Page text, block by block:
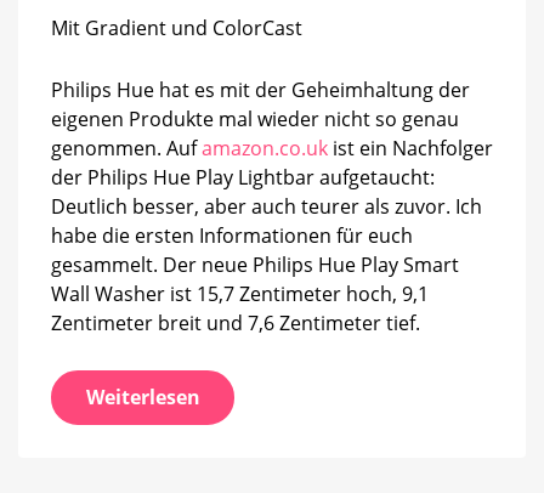
Mit Gradient und ColorCast
Philips Hue hat es mit der Geheimhaltung der
eigenen Produkte mal wieder nicht so genau
genommen. Aufamazon.co.uk ist ein Nachfolger
der Philips Hue Play Lightbar aufgetaucht:
Deutlich besser, aber auch teurer als zuvor. Ich
habe die ersten Informationen für euch
gesammelt. Der neue Philips Hue Play Smart
Wall Washer ist 15,7 Zentimeter hoch, 9,1
Zentimeter breit und 7,6 Zentimeter tief.
Weiterlesen